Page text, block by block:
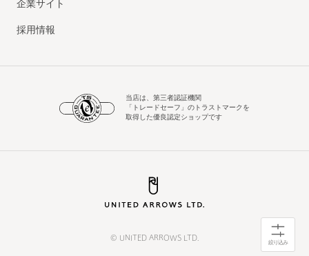
絞り込み
企業サイト
採用情報
当店は、第三者認証機関
「トレードセーフ」のトラストマークを
取得した優良認定ショップです
© UNITED ARROWS LTD.